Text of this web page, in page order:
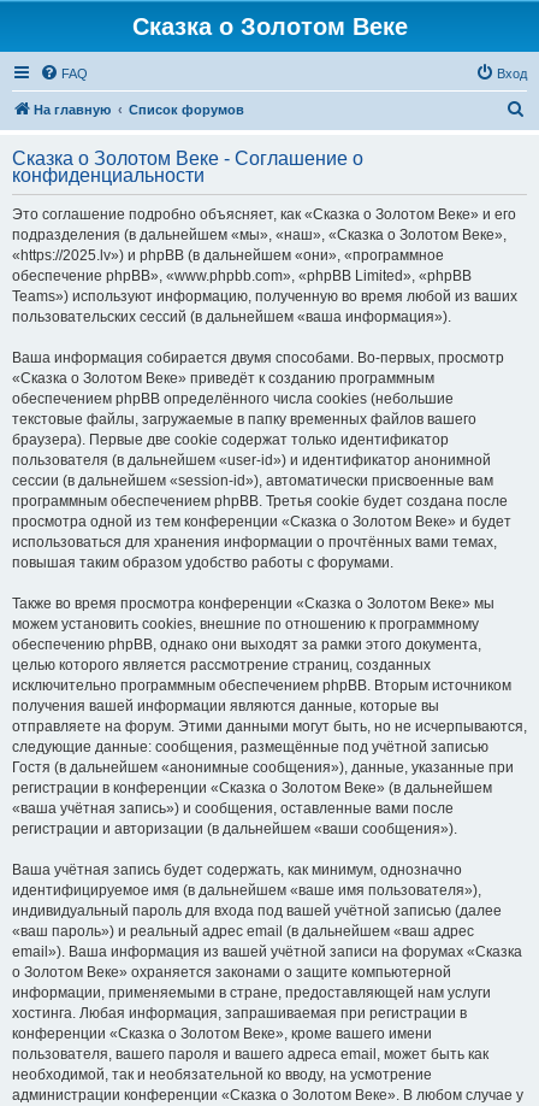
Сказка о Золотом Веке
FAQ Вход
На главную Список форумов
с
Сказка о Золотом Веке - Соглашение о
конфиденциальности
Это соглашение подробно объясняет, как «Сказка о Золотом Веке» и его
подразделения (в дальнейшем «мы», «наш», «Сказка о Золотом Веке»,
«https://2025.lv») и phpBB (в дальнейшем «они», «программное
обеспечение phpBB», «www.phpbb.com», «phpBB Limited», «phpBB
Teams») используют информацию, полученную во время любой из ваших
пользовательских сессий (в дальнейшем «ваша информация»).
Ваша информация собирается двумя способами. Во-первых, просмотр
«Сказка о Золотом Веке» приведёт к созданию программным
обеспечением phpBB определённого числа cookies (небольшие
текстовые файлы, загружаемые в папку временных файлов вашего
браузера). Первые две cookie содержат только идентификатор
пользователя (в дальнейшем «user-id») и идентификатор анонимной
сессии (в дальнейшем «session-id»), автоматически присвоенные вам
программным обеспечением phpBB. Третья cookie будет создана после
просмотра одной из тем конференции «Сказка о Золотом Веке» и будет
использоваться для хранения информации о прочтённых вами темах,
повышая таким образом удобство работы с форумами.
Также во время просмотра конференции «Сказка о Золотом Веке» мы
можем установить cookies, внешние по отношению к программному
обеспечению phpBB, однако они выходят за рамки этого документа,
целью которого является рассмотрение страниц, созданных
исключительно программным обеспечением phpBB. Вторым источником
получения вашей информации являются данные, которые вы
отправляете на форум. Этими данными могут быть, но не исчерпываются,
следующие данные: сообщения, размещённые под учётной записью
Гостя (в дальнейшем «анонимные сообщения»), данные, указанные при
регистрации в конференции «Сказка о Золотом Веке» (в дальнейшем
«ваша учётная запись») и сообщения, оставленные вами после
регистрации и авторизации (в дальнейшем «ваши сообщения»).
Ваша учётная запись будет содержать, как минимум, однозначно
идентифицируемое имя (в дальнейшем «ваше имя пользователя»),
индивидуальный пароль для входа под вашей учётной записью (далее
«ваш пароль») и реальный адрес email (в дальнейшем «ваш адрес
email»). Ваша информация из вашей учётной записи на форумах «Сказка
о Золотом Веке» охраняется законами о защите компьютерной
информации, применяемыми в стране, предоставляющей нам услуги
хостинга. Любая информация, запрашиваемая при регистрации в
конференции «Сказка о Золотом Веке», кроме вашего имени
пользователя, вашего пароля и вашего адреса email, может быть как
необходимой, так и необязательной ко вводу, на усмотрение
администрации конференции «Сказка о Золотом Веке». В любом случае у